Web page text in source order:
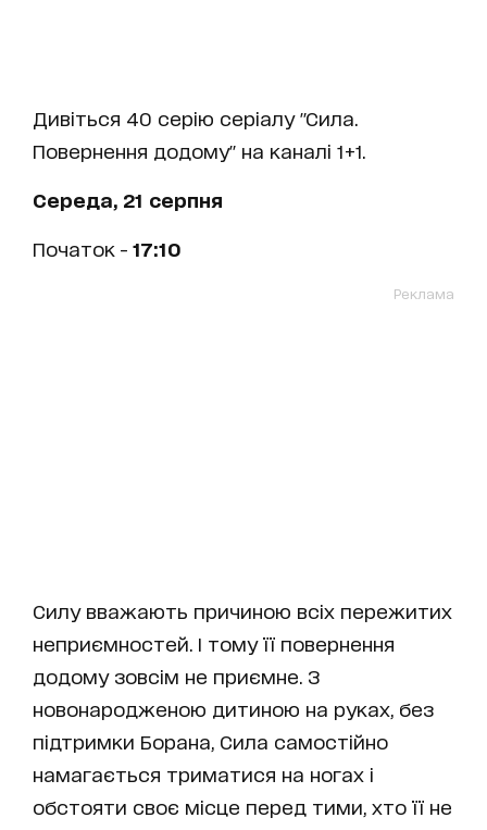
Дивіться 40 серію серіалу "Сила.
Повернення додому" на каналі 1+1.
Середа, 21 серпня
Початок - 17:10
Реклама
Силу вважають причиною всіх пережитих
неприємностей. І тому її повернення
додому зовсім не приємне. З
новонародженою дитиною на руках, без
підтримки Борана, Сила самостійно
намагається триматися на ногах і
обстояти своє місце перед тими, хто її не